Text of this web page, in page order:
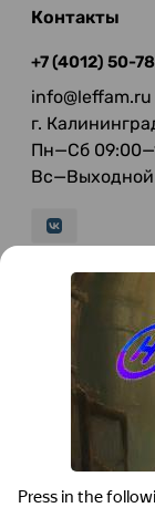
Контакты
+7 (4012) 50-
info@leffam.ru
г.
Пн—Сб
Вс—Выходной
© 2026
мягкой мебели
Получение и
соответствии с
"О персональных
Политикой
Все права
разрешения
является
ООО "Мебель-